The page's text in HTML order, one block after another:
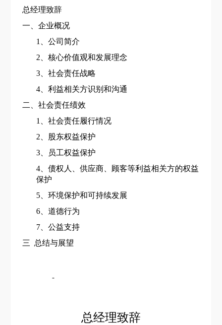
总经理致辞
一、企业概况
1、公司简介
2、核心价值观和发展理念
3、社会责任战略
4、利益相关方识别和沟通
二、社会责任绩效
1、社会责任履行情况
2、股东权益保护
3 、员工权益保护
4、债权人、供应商、顾客等利益相关方的权益
保护
5、环境保护和可持续发展
6、道德行为
7、公益支持
三 总结与展望
总经理致辞